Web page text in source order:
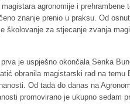
agronomije i prehrambene
znanje prenio u praksu. Od
školovanje za stjecanje zvanja
je uspješno okončala Senka
obranila magistarski rad na temu
Od tada do danas na
promovirano je ukupno sedam